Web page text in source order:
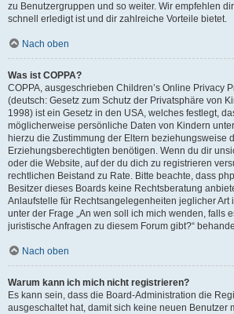
zu Benutzergruppen und so weiter. Wir empfehlen
schnell erledigt ist und dir zahlreiche Vorteile bietet.
Nach oben
Was ist COPPA?
COPPA, ausgeschrieben Children’s Online Privacy
(deutsch: Gesetz zum Schutz der Privatsphäre von
1998) ist ein Gesetz in den USA, welches festlegt,
möglicherweise persönliche Daten von Kindern
hierzu die Zustimmung der Eltern beziehungsweise
Erziehungsberechtigten benötigen. Wenn du dir
oder die Website, auf der du dich zu registrieren
rechtlichen Beistand zu Rate. Bitte beachte, dass
Besitzer dieses Boards keine Rechtsberatung
Anlaufstelle für Rechtsangelegenheiten jeglicher Art
unter der Frage „An wen soll ich mich wenden, falls
juristische Anfragen zu diesem Forum gibt?“
Nach oben
Warum kann ich mich nicht registrieren?
Es kann sein, dass die Board-Administration die
ausgeschaltet hat, damit sich keine neuen Benutzer